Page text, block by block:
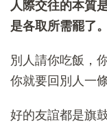
人際交往的本質
是各取所需罷了。
別人請你吃飯，
你就要回別人一
好的友誼都是旗